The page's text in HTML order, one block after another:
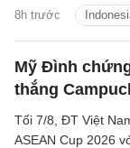
8h trước
Salim.
Mỹ Đình
thắng
Tối 7/8, ĐT Việt
ASEAN Cup 2026